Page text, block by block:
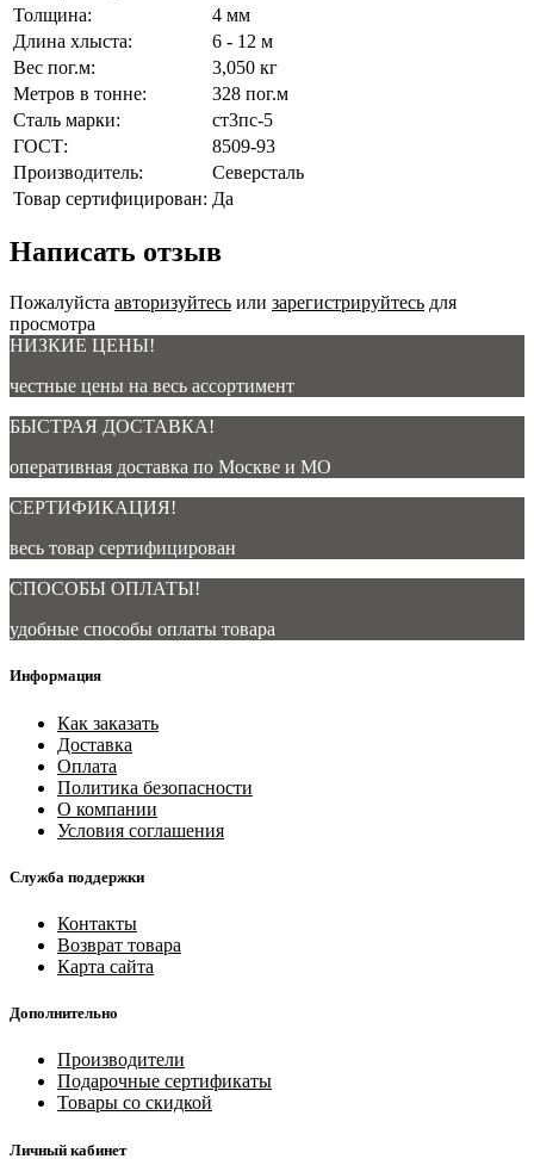
Толщина:
4 мм
Длина хлыста:
6 - 12 м
Вес пог.м:
3,050 кг
Метров в тонне:
328 пог.м
Сталь марки:
ст3пс-5
ГОСТ:
8509-93
Производитель:
Северсталь
Товар сертифицирован: Да
Написать отзыв
Пожалуйста авторизуйтесь или зарегистрируйтесь для
просмотра
НИЗКИЕ ЦЕНЫ!
честные цены на весь ассортимент
БЫСТРАЯ ДОСТАВКА!
оперативная доставка по Москве и МО
СЕРТИФИКАЦИЯ!
весь товар сертифицирован
СПОСОБЫ ОПЛАТЫ!
удобные способы оплаты товара
Информация
Как заказать
Доставка
Оплата
Политика безопасности
О компании
Условия соглашения
Служба поддержки
Контакты
Возврат товара
Карта сайта
Дополнительно
Производители
Подарочные сертификаты
Товары со скидкой
Личный кабинет